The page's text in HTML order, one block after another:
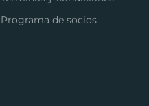
Programa de socios